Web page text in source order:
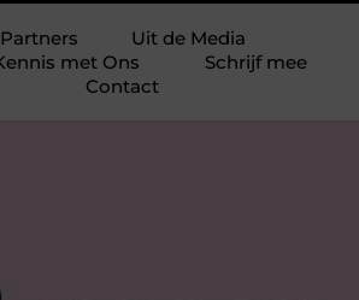
Partners
Uit de Media
met Ons
Schrijf mee
Contact